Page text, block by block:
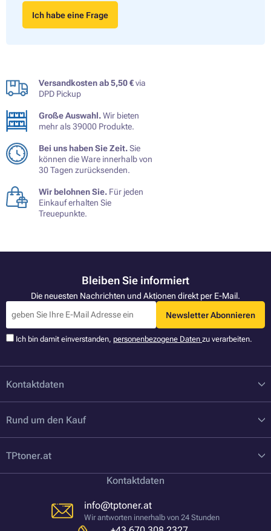
Ich habe eine Frage
Versandkosten ab 5,50 €via
DPD Pickup
Große Auswahl.Wir bieten
mehr als 39000 Produkte.
Bei uns haben Sie Zeit.Sie
können die Ware innerhalb von
30 Tagen zurücksenden.
Wir belohnen Sie. Für jeden
Einkauf erhalten Sie
Treuepunkte.
Bleiben Sie informiert
Die neuesten Nachrichten und Aktionen direkt per E-Mail.
Newsletter Abonnieren
Ich bin damit einverstanden, personenbezogene Daten zu verarbeiten.
Kontaktdaten
Rund um den Kauf
TPtoner.at
Kontaktdaten
info@tptoner.at
Wir antworten innerhalb von 24 Stunden